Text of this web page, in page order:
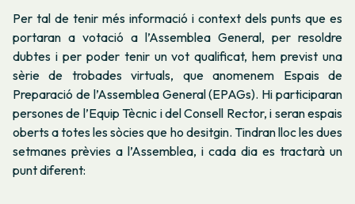
Per tal de tenir més informació i context dels punts que es
portaran a votació a l’Assemblea General, per resoldre
dubtes i per poder tenir un vot qualificat, hem previst una
sèrie de trobades virtuals, que anomenem Espais de
Preparació de l’Assemblea General (EPAGs). Hi participaran
persones de l’Equip Tècnic i del Consell Rector, i seran espais
oberts a totes les sòcies que ho desitgin. Tindran lloc les dues
setmanes prèvies a l’Assemblea, i cada dia es tractarà un
punt diferent: